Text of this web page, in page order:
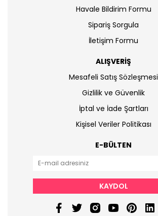
Havale Bildirim Formu
Sipariş Sorgula
İletişim Formu
ALIŞVERİŞ
Mesafeli Satış Sözleşmesi
Gizlilik ve Güvenlik
İptal ve İade Şartları
Kişisel Veriler Politikası
E-BÜLTEN
KAYDOL